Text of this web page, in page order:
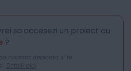
sa accesezi un proiect cu
?
noastra dedicata si te
Detalii aici